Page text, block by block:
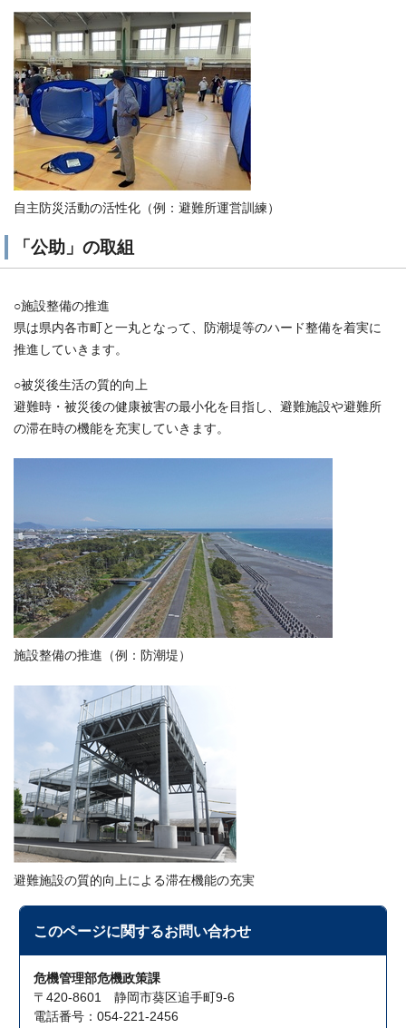
自主防災活動の活性化（例：避難所運営訓練）
「公助」の取組
○施設整備の推進
県は県内各市町と一丸となって、防潮堤等のハード整備を着実に
推進していきます。
○被災後生活の質的向上
避難時・被災後の健康被害の最小化を目指し、避難施設や避難所
の滞在時の機能を充実していきます。
施設整備の推進（例：防潮堤）
避難施設の質的向上による滞在機能の充実
このページに関するお問い合わせ
危機管理部危機政策課
〒420-8601 静岡市葵区追手町9-6
電話番号：054-221-2456